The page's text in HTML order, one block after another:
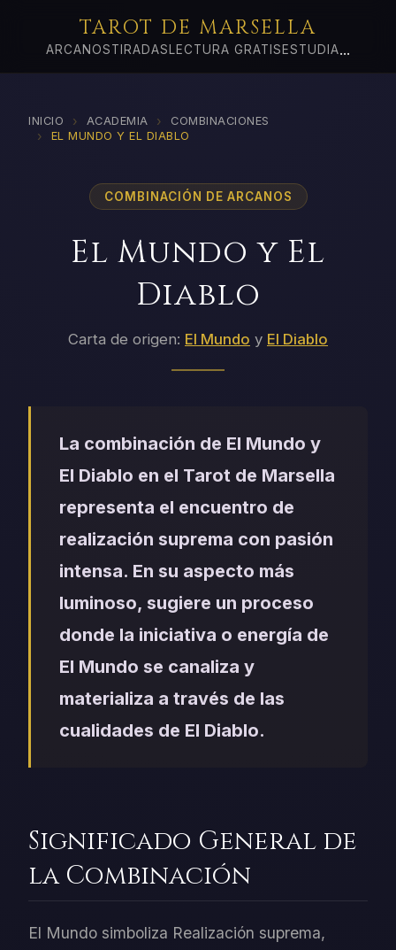
TAROT DE MARSELLA
ARCANOSTIRADAS LECTURA GRATIS ESTUDIA...
INICIO › ACADEMIA › COMBINACIONES
› EL MUNDO Y EL DIABLO
COMBINACIÓN DE ARCANOS
El Mundo y El
Diablo
Carta de origen: El Mundo y El Diablo
La combinación de El Mundo y
El Diablo en el Tarot de Marsella
representa el encuentro de
realización suprema con pasión
intensa. En su aspecto más
luminoso, sugiere un proceso
donde la iniciativa o energía de
El Mundo se canaliza y
materializa a través de las
cualidades de El Diablo.
Significado General de
la Combinación
El Mundo simboliza Realización suprema,